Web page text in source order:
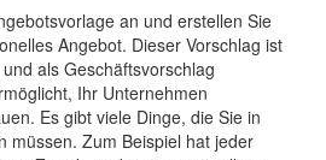
an und erstellen Sie
Angebot. Dieser Vorschlag ist
als Geschäftsvorschlag
Ihr Unternehmen
Es gibt viele Dinge, die Sie in
müssen. Zum Beispiel hat jeder